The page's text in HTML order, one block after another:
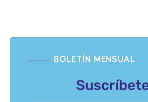
BOLETÍN MENSUAL